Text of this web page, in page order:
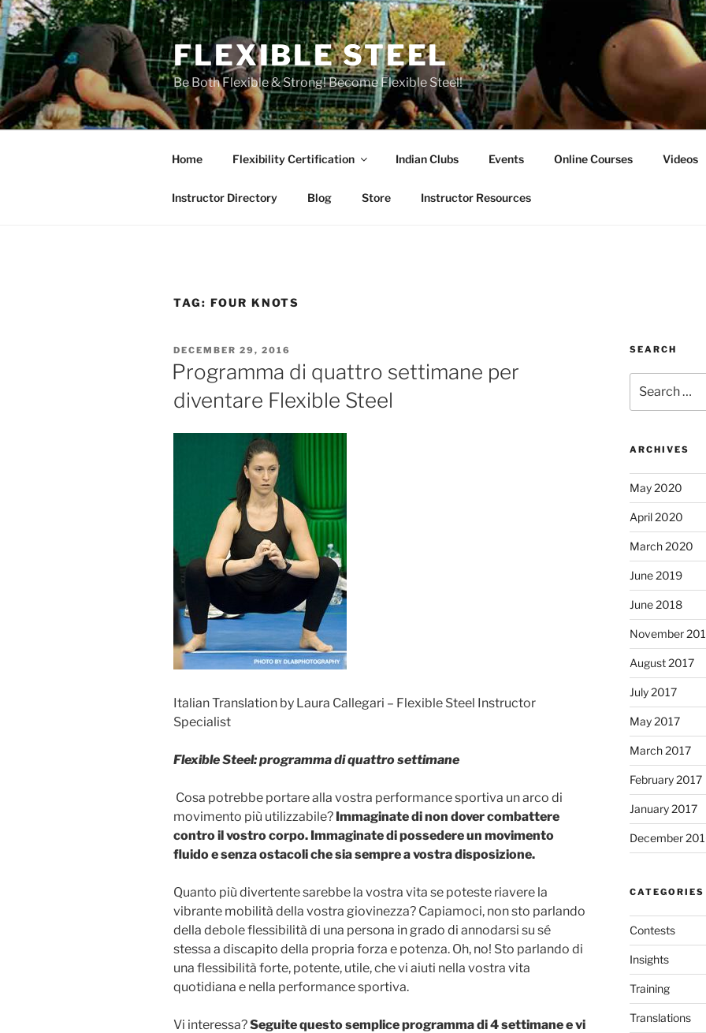
Skip
to
content
FLEXIBLE STEEL
Be Both Flexible & Strong! Become Flexible Steel!
Home Flexibility Certification Indian Clubs Events Online Courses Videos
Instructor Directory Blog Store Instructor Resources
TAG: FOUR KNOTS
POSTED
ON
DECEMBER 29, 2016
Programma di quattro settimane per
diventare Flexible Steel
Italian Translation by Laura Callegari – Flexible Steel Instructor
Specialist
Flexible Steel: programma di quattro settimane
Cosa potrebbe portare alla vostra performance sportiva un arco di
movimento più utilizzabile? Immaginate di non dover combattere
contro il vostro corpo. Immaginate di possedere un movimento
fluido e senza ostacoli che sia sempre a vostra disposizione.
Quanto più divertente sarebbe la vostra vita se poteste riavere la
vibrante mobilità della vostra giovinezza? Capiamoci, non sto parlando
della debole flessibilità di una persona in grado di annodarsi su sé
stessa a discapito della propria forza e potenza. Oh, no! Sto parlando di
una flessibilità forte, potente, utile, che vi aiuti nella vostra vita
quotidiana e nella performance sportiva.
Vi interessa?Seguite questo semplice programma di 4 settimane e vi
SEARCH
for:
ARCHIVES
May 2020
April 2020
March 2020
June 2019
June 2018
November
August 2017
July 2017
May 2017
March 2017
February 2017
January 2017
December
CATEGORIES
Contests
Insights
Training
Translations